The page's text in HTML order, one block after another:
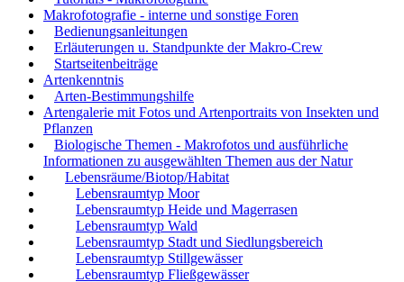
Makrofotografie - interne und sonstige Foren
Bedienungsanleitungen
Erläuterungen u. Standpunkte der Makro-Crew
Startseitenbeiträge
Artenkenntnis
Arten-Bestimmungshilfe
Artengalerie mit Fotos und Artenportraits von Insekten und
Pflanzen
Biologische Themen - Makrofotos und ausführliche
Informationen zu ausgewählten Themen aus der Natur
Lebensräume/Biotop/Habitat
Lebensraumtyp Moor
Lebensraumtyp Heide und Magerrasen
Lebensraumtyp Wald
Lebensraumtyp Stadt und Siedlungsbereich
Lebensraumtyp Stillgewässer
Lebensraumtyp Fließgewässer